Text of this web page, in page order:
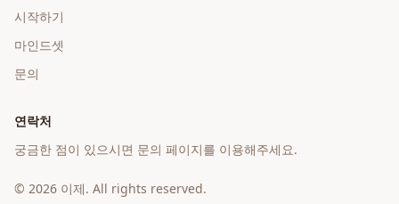
시작하기
마인드셋
문의
연락처
궁금한 점이 있으시면 문의 페이지를 이용해주세요.
© 2026 이제. All rights reserved.